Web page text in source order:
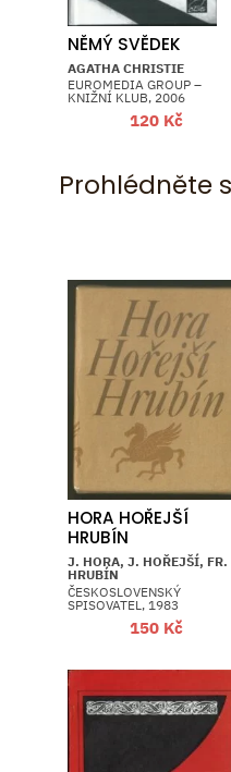
NĚMÝ SVĚDEK
AGATHA CHRISTIE
EUROMEDIA GROUP –
KNIŽNÍ KLUB, 2006
120 Kč
Prohlédněte
HORA HOŘEJŠÍ
HRUBÍN
J. HORA, J. HOŘEJŠÍ, FR.
HRUBÍN
ČESKOSLOVENSKÝ
SPISOVATEL, 1983
150 Kč